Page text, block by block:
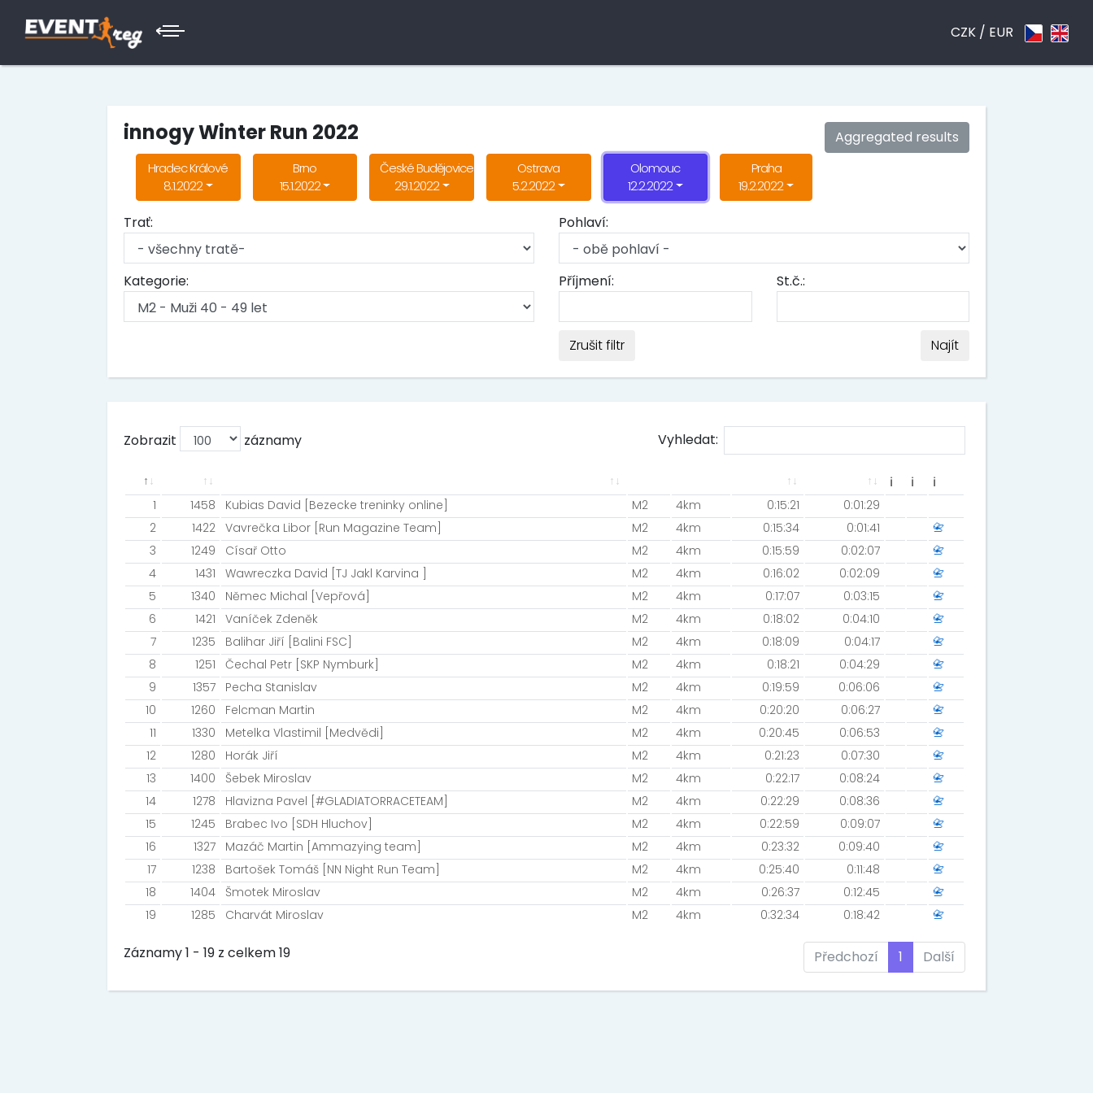
CZK / EUR
Aggregated results
innogy Winter Run 2022
Hradec Králové
8.1.2022
Brno
15.1.2022
České Budějovice
29.1.2022
Ostrava
5.2.2022
Olomouc
12.2.2022
Praha
19.2.2022
Trať: Pohlaví:
Kategorie: Příjmení: St.č.:
Zrušit filtr Najít
Zobrazit záznamy Vyhledat:
ℹ ℹ
ℹ
1
1458 Kubias David [Bezecke treninky online] M2 4km 0:15:21
0:01:29
2
1422 Vavrečka Libor [Run Magazine Team] M2 4km 0:15:34 0:01:41
📇
3
1249 Císař Otto M2 4km 0:15:59 0:02:07
📇
4
1431 Wawreczka David [TJ Jakl Karvina ] M2 4km 0:16:02 0:02:09
📇
5
1340 Němec Michal [Vepřová] M2 4km 0:17:07 0:03:15
📇
6
1421 Vaníček Zdeněk M2 4km 0:18:02 0:04:10
📇
7
1235 Balihar Jiří [Balini FSC] M2 4km 0:18:09 0:04:17
📇
8
1251 Čechal Petr [SKP Nymburk] M2 4km 0:18:21 0:04:29
📇
9
1357 Pecha Stanislav M2 4km 0:19:59 0:06:06
📇
10
1260 Felcman Martin M2 4km 0:20:20 0:06:27
📇
11
1330 Metelka Vlastimil [Medvědi] M2 4km 0:20:45 0:06:53
📇
12
1280 Horák Jiří M2 4km 0:21:23 0:07:30
📇
13
1400 Šebek Miroslav M2 4km 0:22:17 0:08:24
📇
14
1278 Hlavizna Pavel [#GLADIATORRACETEAM] M2 4km 0:22:29 0:08:36
📇
15
1245 Brabec Ivo [SDH Hluchov] M2 4km 0:22:59 0:09:07
📇
16
1327 Mazáč Martin [Ammazying team] M2 4km 0:23:32 0:09:40
📇
17
1238 Bartošek Tomáš [NN Night Run Team] M2 4km 0:25:40 0:11:48
📇
18
1404 Šmotek Miroslav M2 4km 0:26:37 0:12:45
📇
19
1285 Charvát Miroslav M2 4km 0:32:34 0:18:42 📇
Záznamy 1 - 19 z celkem 19 Předchozí 1 Další